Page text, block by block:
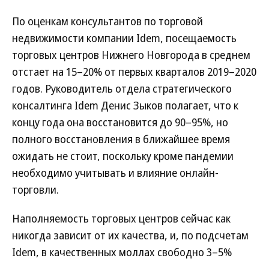
По оценкам консультантов по торговой
недвижимости компании Idem, посещаемость
торговых центров Нижнего Новгорода в среднем
отстает на 15–20% от первых кварталов 2019–2020
годов. Руководитель отдела стратегического
консалтинга Idem Денис Зыков полагает, что к
концу года она восстановится до 90–95%, но
полного восстановления в ближайшее время
ожидать не стоит, поскольку кроме пандемии
необходимо учитывать и влияние онлайн-
торговли.
Наполняемость торговых центров сейчас как
никогда зависит от их качества, и, по подсчетам
Idem, в качественных моллах свободно 3–5%